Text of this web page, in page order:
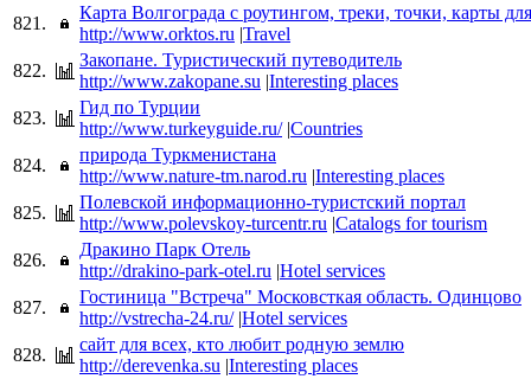
821.
Карта Волгограда с роутингом, треки, точки, карты
http://www.orktos.ru |Travel
822.
Закопане. Туристический путеводитель
http://www.zakopane.su |Interesting places
823.
Гид по Турции
http://www.turkeyguide.ru/ |Countries
824.
природа Туркменистана
http://www.nature-tm.narod.ru |Interesting places
825.
Полевской информационно-туристский портал
http://www.polevskoy-turcentr.ru |Catalogs for tourism
826.
Дракино Парк Отель
http://drakino-park-otel.ru |Hotel services
827.
Гостиница "Встреча" Московсткая область. Одинцово
http://vstrecha-24.ru/ |Hotel services
828.
сайт для всех, кто любит родную землю
http://derevenka.su |Interesting places